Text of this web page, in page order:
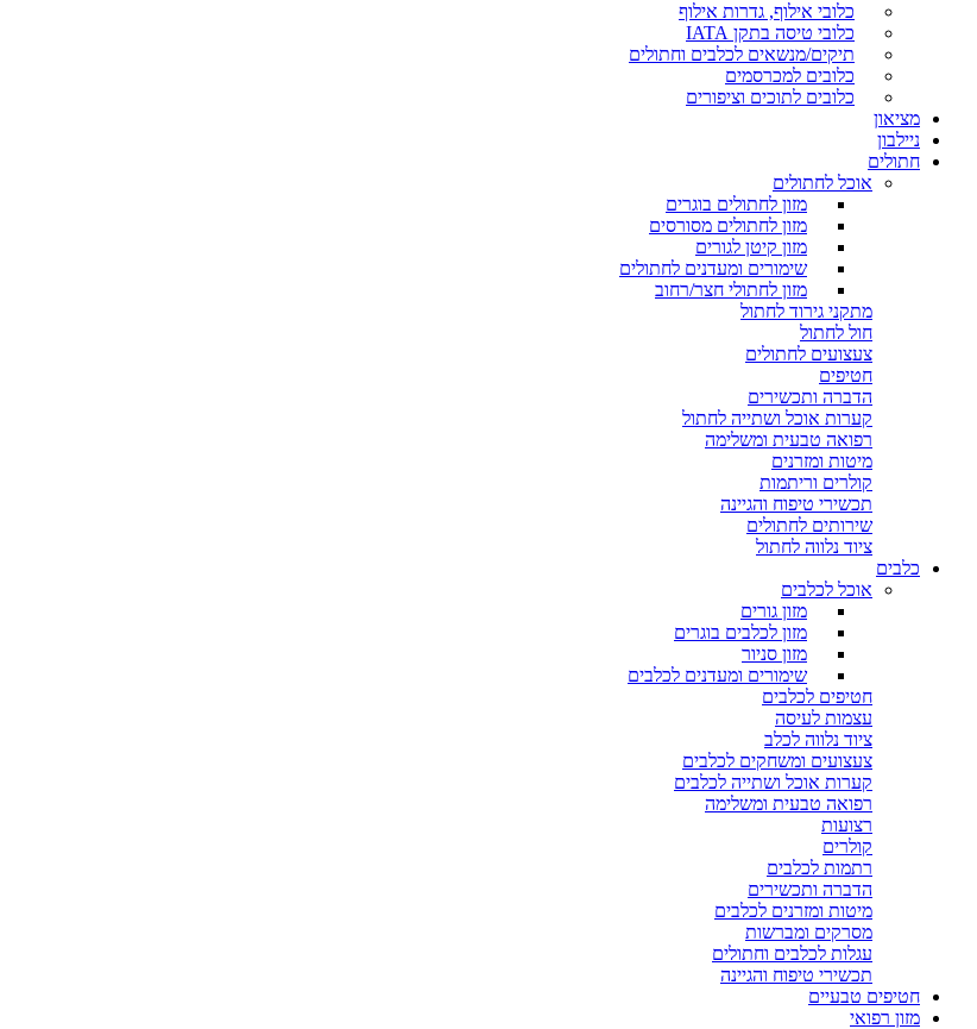
כלובי אילוף, גדרות אילוף
כלובי טיסה בתקן IATA
תיקים/מנשאים לכלבים וחתולים
כלובים למכרסמים
כלובים לתוכים וציפורים
מציאון
ניילבון
חתולים
אוכל לחתולים
מזון לחתולים בוגרים
מזון לחתולים מסורסים
מזון קיטן לגורים
שימורים ומעדנים לחתולים
מזון לחתולי חצר/רחוב
מתקני גירוד לחתול
חול לחתול
צעצועים לחתולים
חטיפים
הדברה ותכשירים
קערות אוכל ושתייה לחתול
רפואה טבעית ומשלימה
מיטות ומזרנים
קולרים וריתמות
תכשירי טיפוח והגיינה
שירותים לחתולים
ציוד נלווה לחתול
כלבים
אוכל לכלבים
מזון גורים
מזון לכלבים בוגרים
מזון סניור
שימורים ומעדנים לכלבים
חטיפים לכלבים
עצמות לעיסה
ציוד נלווה לכלב
צעצועים ומשחקים לכלבים
קערות אוכל ושתייה לכלבים
רפואה טבעית ומשלימה
רצועות
קולרים
רתמות לכלבים
הדברה ותכשירים
מיטות ומזרנים לכלבים
מסרקים ומברשות
עגלות לכלבים וחתולים
תכשירי טיפוח והגיינה
חטיפים טבעיים
מזון רפואי